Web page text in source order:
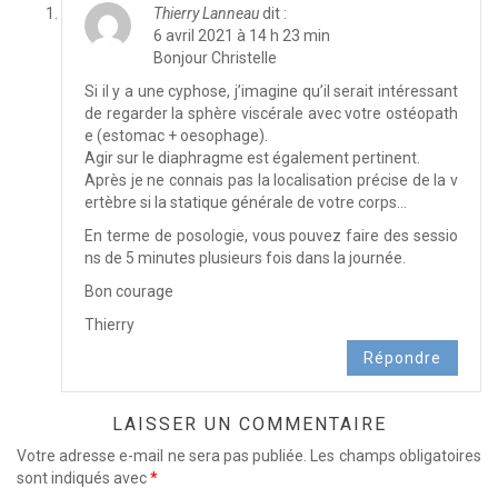
Thierry Lanneaudit :
6 avril 2021 à 14 h 23 min
Bonjour Christelle
Si il y a une cyphose, j’imagine qu’il serait intéressant
de regarder la sphère viscérale avec votre ostéopath
e (estomac + oesophage).
Agir sur le diaphragme est également pertinent.
Après je ne connais pas la localisation précise de la v
ertèbre si la statique générale de votre corps…
En terme de posologie, vous pouvez faire des sessio
ns de 5 minutes plusieurs fois dans la journée.
Bon courage
Thierry
Répondre
LAISSER UN COMMENTAIRE
Votre adresse e-mail ne sera pas publiée.
Les champs obligatoires
sont indiqués avec*